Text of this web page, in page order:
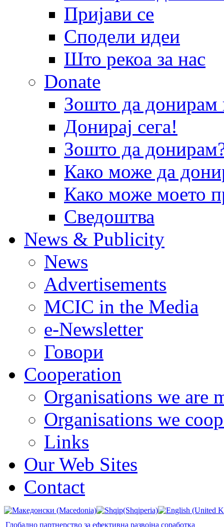
Пријави се
Сподели идеи
Што рекоа за нас
Donate
Зошто да
Донирај сега!
Зошто да
Како може да
Како може моето
Сведоштва
News & Publicity
News
Advertisements
MCIC in the Media
e-Newsletter
Говори
Cooperation
Organisations we are
Organisations we
Links
Our Web Sites
Contact
Глобално партнерство за ефективна развојна соработка